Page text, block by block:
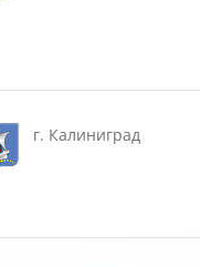
г. Калиниград